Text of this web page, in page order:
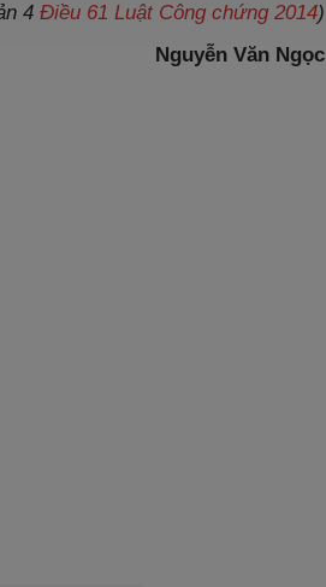
4 Điều 61 Luật Công chứng 2014)
Nguyễn Văn Ngọc